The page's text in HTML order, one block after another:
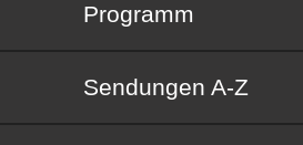
Programm
Sendungen von A bis
Sendungen A-Z